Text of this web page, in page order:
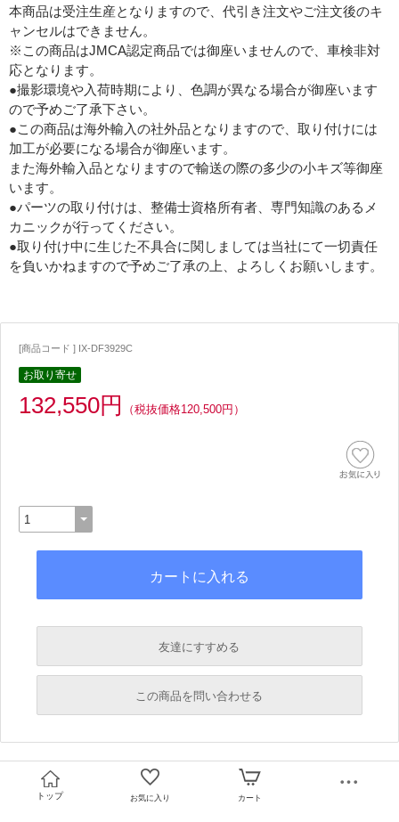
本商品は受注生産となりますので、代引き注文やご注文後のキ
ャンセルはできません。
※この商品はJMCA認定商品では御座いませんので、車検非対
応となります。
●撮影環境や入荷時期により、色調が異なる場合が御座います
ので予めご了承下さい。
●この商品は海外輸入の社外品となりますので、取り付けには
加工が必要になる場合が御座います。
また海外輸入品となりますので輸送の際の多少の小キズ等御座
います。
●パーツの取り付けは、整備士資格所有者、専門知識のあるメ
カニックが行ってください。
●取り付け中に生じた不具合に関しましては当社にて一切責任
を負いかねますので予めご了承の上、よろしくお願いします。
[商品コード ] IX-DF3929C
お取り寄せ
132,550円 （税抜価格120,500円）
友達にすすめる
必須
必須
この商品を問い合わせる
必須
トップ お気に入り カート